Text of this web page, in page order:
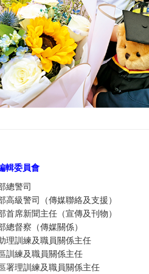
輯委員會
總警司
高級警司（傳媒聯絡及支援）
首席新聞主任（宣傳及刊物）
總督察（傳媒關係）
理訓練及職員關係主任
訓練及職員關係主任
署理訓練及職員關係主任